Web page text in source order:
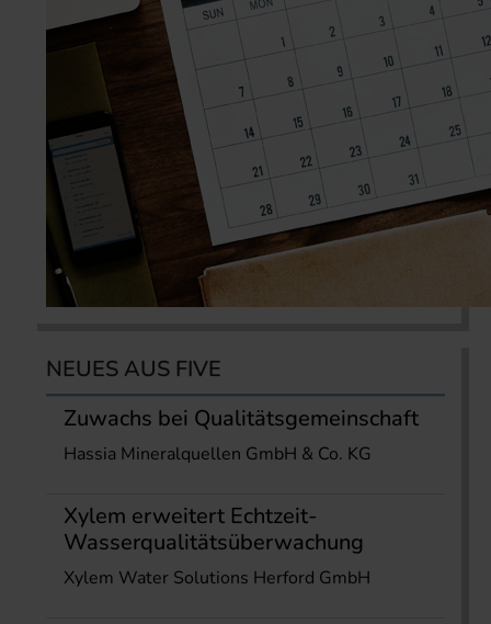
NEUES AUS FIVE
Zuwachs bei Qualitätsgemeinschaft
Hassia Mineralquellen GmbH & Co. KG
Xylem erweitert Echtzeit-
Wasserqualitätsüberwachung
Xylem Water Solutions Herford GmbH